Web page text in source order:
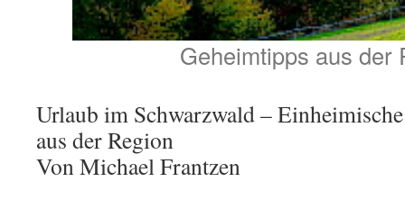
Geheimtipps aus der
Urlaub im Schwarzwald –
aus der Region
Von Michael Frantzen